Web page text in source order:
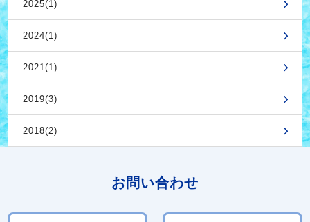
2025(1)
2024(1)
2021(1)
2019(3)
2018(2)
お問い合わせ